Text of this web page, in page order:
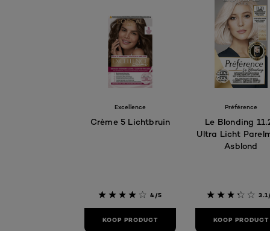
Excellence
Crème 5 Lichtbruin
4/5
KOOP PRODUCT
Préférence
Le Blonding
Ultra Licht
Asblond
KOOP PRODUCT